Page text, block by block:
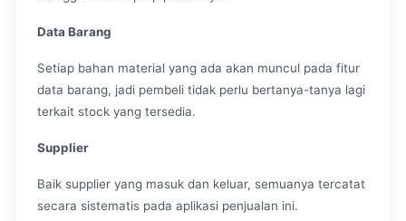
Data Barang
Setiap bahan material yang ada akan muncul pada fitur
data barang, jadi pembeli tidak perlu bertanya-tanya lagi
terkait stock yang tersedia.
Supplier
Baik supplier yang masuk dan keluar, semuanya tercatat
secara sistematis pada aplikasi penjualan ini.